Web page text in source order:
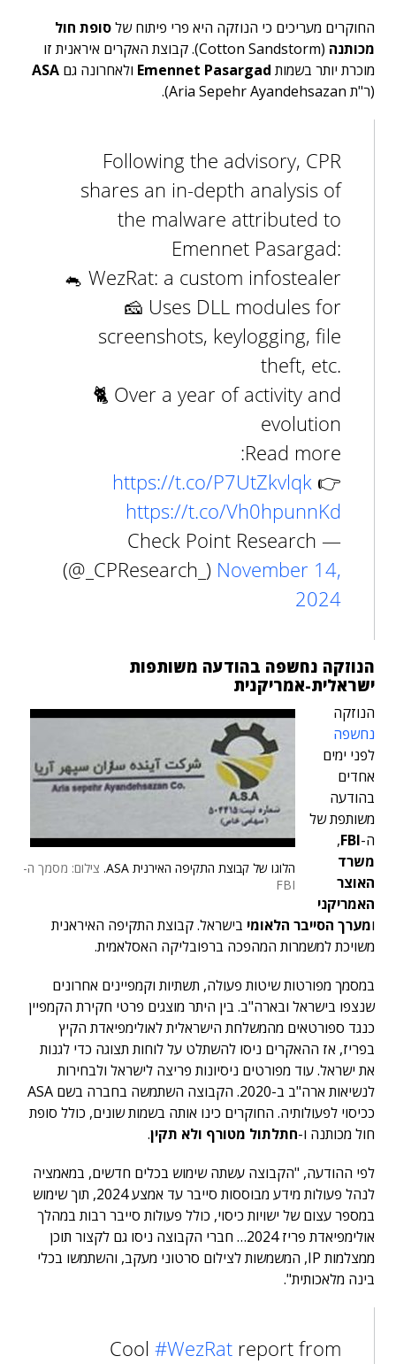
החוקרים מעריכים כי הנוזקה היא פרי פיתוח שלסופת חול
מכותנה
(Cotton Sandstorm). קבוצת האקרים איראנית זו
מוכרת יותר בשמות Emennet Pasargad ולאחרונה גם ASA
(ר"ת Aria Sepehr Ayandehsazan).
Following the advisory, CPR
shares an in-depth analysis of
the malware attributed to
Emennet Pasargad:
🐁 WezRat: a custom infostealer
🧀 Uses DLL modules for
screenshots, keylogging, file
theft, etc.
🐈 Over a year of activity and
evolution
Read more:
👉
https://t.co/P7UtZkvlqk
https://t.co/Vh0hpunnKd
— Check Point Research
(@_CPResearch_) November 14,
2024
הנוזקה נחשפה בהודעה משותפות
ישראלית-אמריקנית
הלוגו של קבוצת התקיפה האירנית ASA.
צילום: מסמך ה-
FBI
הנוזקה
נחשפה
לפני ימים
אחדים
בהודעה
משותפת של
ה-FBI
,
משרד
האוצר
האמריקני
ומערך הסייבר הלאומי בישראל. קבוצת התקיפה האיראנית
משויכת למשמרות המהפכה ברפובליקה האסלאמית.
במסמך מפורטות שיטות פעולה, תשתיות וקמפיינים אחרונים
שנצפו בישראל ובארה"ב. בין היתר מוצגים פרטי חקירת הקמפיין
כנגד ספורטאים מהמשלחת הישראלית לאולימפיאדת הקיץ
בפריז, אז ההאקרים ניסו להשתלט על לוחות תצוגה כדי לגנות
את ישראל. עוד מפורטים ניסיונות פריצה לישראל ולבחירות
לנשיאות ארה"ב ב-2020. הקבוצה השתמשה בחברה בשם ASA
ככיסוי לפעולותיה. החוקרים כינו אותה בשמות שונים, כולל סופת
חול מכותנה ו-חתלתול מטורף ולא תקין.
לפי ההודעה, "הקבוצה עשתה שימוש בכלים חדשים, במאמציה
לנהל פעולות מידע מבוססות סייבר עד אמצע 2024, תוך שימוש
במספר עצום של ישויות כיסוי, כולל פעולות סייבר רבות במהלך
אולימפיאדת פריז 2024… חברי הקבוצה ניסו גם לקצור תוכן
ממצלמות IP, המשמשות לצילום סרטוני מעקב, והשתמשו בכלי
בינה מלאכותית".
Cool #WezRat report from